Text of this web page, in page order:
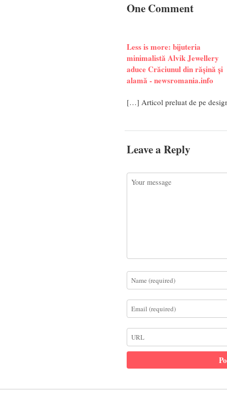
One Comment
Less is more: bijuteria
minimalistă Alvik Jewellery
aduce Crăciunul din rășină și
alamă - newsromania.info
[…] Articol preluat de pe
Leave a Reply